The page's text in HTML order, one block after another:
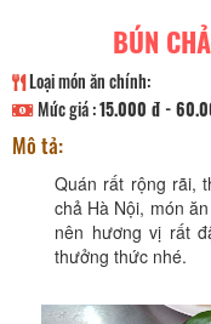
BÚN
Loại món ăn chính:
Mức giá :15.000 đ -
Mô tả:
Quán rất rộng rãi,
chả Hà Nội, món
nên hương vị rất
thưởng thức nhé.